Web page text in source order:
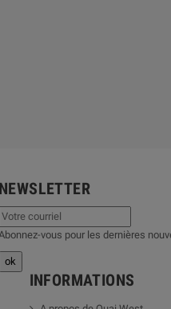
NEWSLETTER
vous pour les dernières
INFORMATIONS